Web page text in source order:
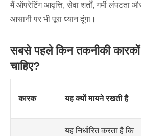
मैं ऑपरेटिंग आवृत्ति, सेवा शर्तों, गर्मी लंपटता
आसानी पर भी पूरा ध्यान दूंगा।
सबसे पहले किन तकनीकी कारकों
चाहिए?
कारक यह क्यों मायने रखती है
यह निर्धारित करता है कि